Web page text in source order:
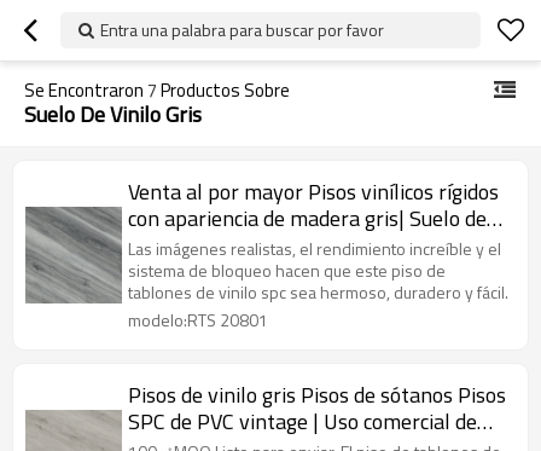
Entra una palabra para buscar por favor
Se Encontraron7Productos Sobre
Suelo De Vinilo Gris
Venta al por mayor Pisos vinílicos rígidos
con apariencia de madera gris| Suelo de
tablones de PVC Resistente a los
arañazos A prueba de fuego Absorción de
sonido | 7.2''x48'' 4.0/0.3 IXPE Underpad
Los más vendidos RTS 20801
Las imágenes realistas, el rendimiento increíble y el
sistema de bloqueo hacen que este piso de
tablones de vinilo spc sea hermoso, duradero y fácil.
modelo:RTS 20801
Pisos de vinilo gris Pisos de sótanos Pisos
SPC de PVC vintage | Uso comercial de